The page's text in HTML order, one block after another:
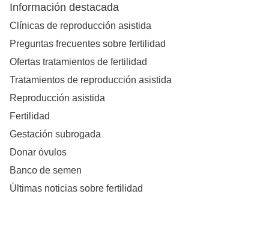
Información destacada
Clínicas de reproducción asistida
Preguntas frecuentes sobre fertilidad
Ofertas tratamientos de fertilidad
Tratamientos de reproducción asistida
Reproducción asistida
Fertilidad
Gestación subrogada
Donar óvulos
Banco de semen
Últimas noticias sobre fertilidad